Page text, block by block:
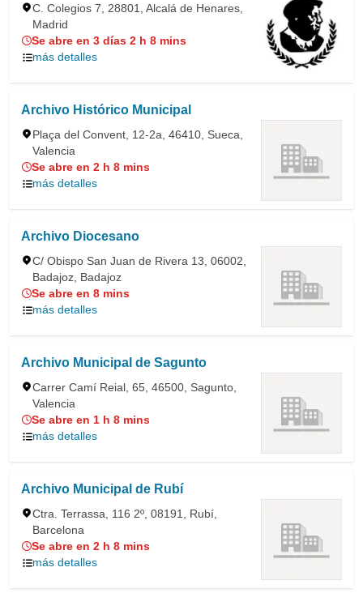
C. Colegios 7, 28801, Alcalá de Henares,
Madrid
Se abre en 3 días 2 h 8 mins
más detalles
Archivo Histórico Municipal
Plaça del Convent, 12-2a, 46410, Sueca,
Valencia
Se abre en 2 h 8 mins
más detalles
Archivo Diocesano
C/ Obispo San Juan de Rivera 13, 06002,
Badajoz, Badajoz
Se abre en 8 mins
más detalles
Archivo Municipal de Sagunto
Carrer Camí Reial, 65, 46500, Sagunto,
Valencia
Se abre en 1 h 8 mins
más detalles
Archivo Municipal de Rubí
Ctra. Terrassa, 116 2º, 08191, Rubí,
Barcelona
Se abre en 2 h 8 mins
más detalles